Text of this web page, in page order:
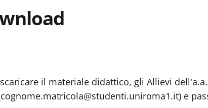
il materiale didattico, gli Allievi
e